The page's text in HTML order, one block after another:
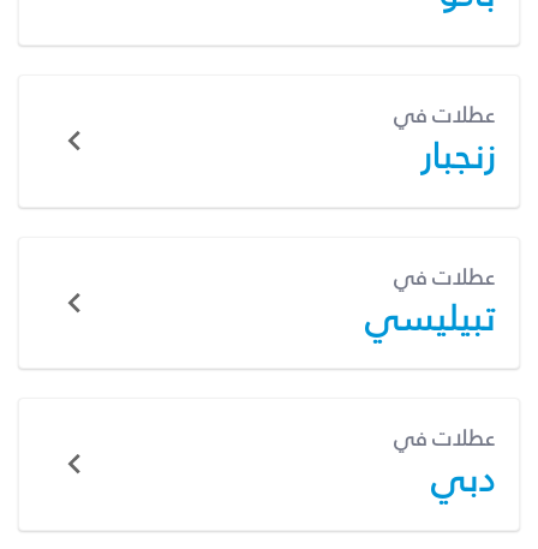
عطلات في
زنجبار
عطلات في
تبيليسي
عطلات في
دبي